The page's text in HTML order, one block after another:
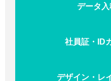
データ
社員証・ID
デザイン・レ